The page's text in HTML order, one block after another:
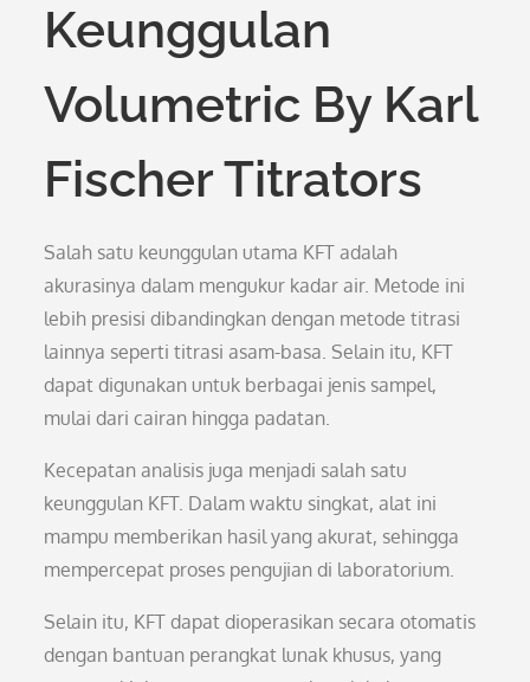
Keunggulan
Volumetric By Karl
Fischer Titrators
Salah satu keunggulan utama KFT adalah
akurasinya dalam mengukur kadar air. Metode ini
lebih presisi dibandingkan dengan metode titrasi
lainnya seperti titrasi asam-basa. Selain itu, KFT
dapat digunakan untuk berbagai jenis sampel,
mulai dari cairan hingga padatan.
Kecepatan analisis juga menjadi salah satu
keunggulan KFT. Dalam waktu singkat, alat ini
mampu memberikan hasil yang akurat, sehingga
mempercepat proses pengujian di laboratorium.
Selain itu, KFT dapat dioperasikan secara otomatis
dengan bantuan perangkat lunak khusus, yang